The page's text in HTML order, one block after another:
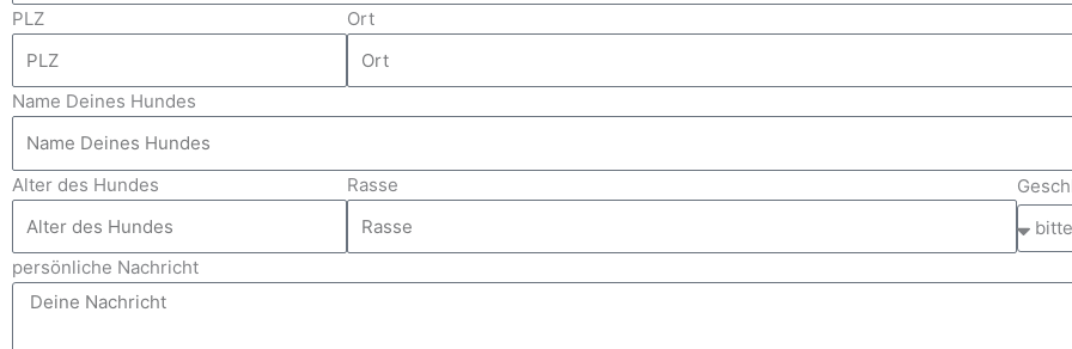
PLZ Ort
Name Deines Hundes
Alter des Hundes Rasse
persönliche Nachricht